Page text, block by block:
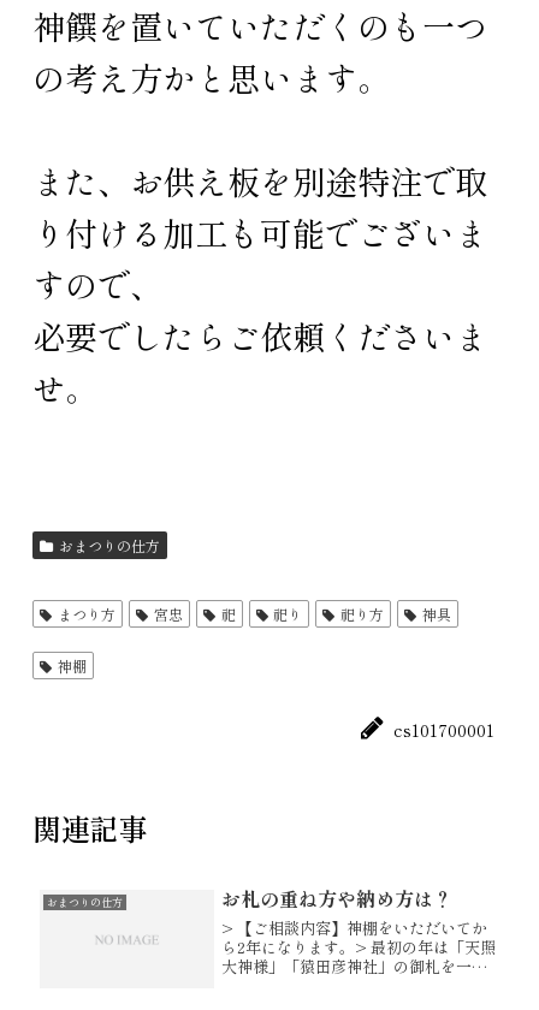
神饌を置いていただくのも一つ
の考え方かと思います。
また、お供え板を別途特注で取
り付ける加工も可能でございま
すので、
必要でしたらご依頼くださいま
せ。
おまつりの仕方
まつり方 宮忠 祀 祀り 祀り方 神具
神棚
cs101700001
関連記事
おまつりの仕方 お札の重ね方や納め方は？
> 【ご相談内容】神棚をいただいてか
ら2年になります。> 最初の年は「天照
大神様」「猿田彦神社」の御札を一社